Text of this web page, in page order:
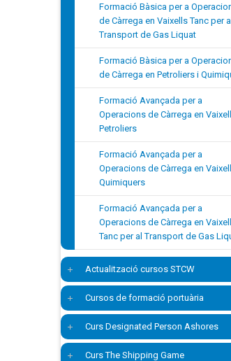
Formació Bàsica per a
de Càrrega en Vaixells Tanc per
Transport de Gas Liquat
Formació Bàsica per a
de Càrrega en Petroliers i
Formació Avançada per a
Operacions de Càrrega en
Petroliers
Formació Avançada per a
Operacions de Càrrega en
Quimiquers
Formació Avançada per a
Operacions de Càrrega en
Tanc per al Transport de Gas
Actualització cursos STCW
Cursos de formació portuària
Curs Designated Person Ashores
Curs The Shipping Game